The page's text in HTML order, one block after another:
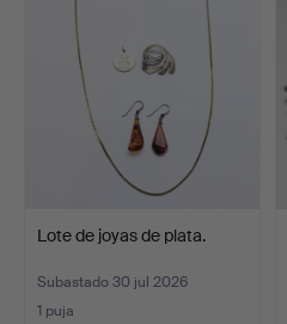
Lote de joyas de plata.
Subastado 30 jul 2026
1 puja